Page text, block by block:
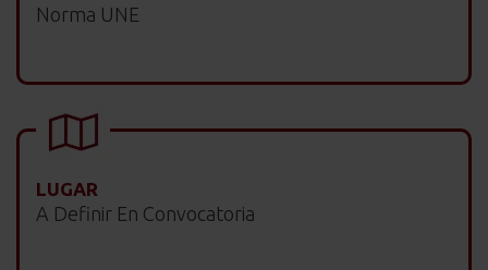
Norma UNE
LUGAR
A Definir En Convocatoria